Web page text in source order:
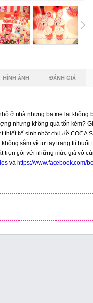
HÌNH ẢNH ĐÁNH GIÁ
ở nhà nhưng ba mẹ lại
nhưng không quá tốn kém?
thiết kế sinh nhật chủ đề
sắm về tự tay trang trí
trọn gói với những mức giá vô
và https://www.facebook.com/